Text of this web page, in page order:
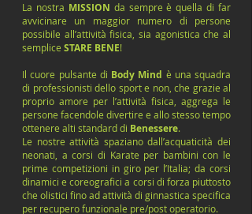
La nostra MISSION da sempre è quella di far
avvicinare un maggior numero di persone
possibile all’attività fisica, sia agonistica che al
semplice STARE BENE!
Il cuore pulsante di Body Mind è una squadra
di professionisti dello sport e non, che grazie al
proprio amore per l’attività fisica, aggrega le
persone facendole divertire e allo stesso tempo
ottenere alti standard di Benessere.
Le nostre attività spaziano dall’acquaticità dei
neonati, a corsi di Karate per bambini con le
prime competizioni in giro per l’Italia; da corsi
dinamici e coreografici a corsi di forza piuttosto
che olistici fino ad attività di ginnastica specifica
per recupero funzionale pre/post operatorio.